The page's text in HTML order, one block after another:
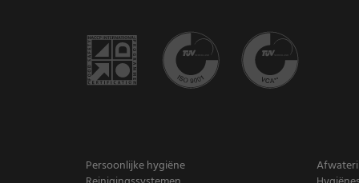
Persoonlijke hygiëne